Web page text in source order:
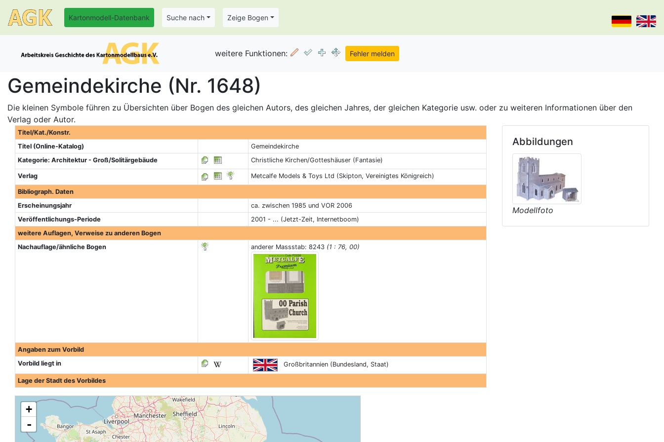
Kartonmodell-Datenbank Suche nach Zeige Bogen
weitere Funktionen:
Gemeindekirche (Nr. 1648)
Die kleinen Symbole führen zu Übersichten über Bogen des gleichen Autors, des gleichen Jahres, der gleichen Kategorie usw. oder zu weiteren Informationen über den
Verlag oder Autor.
Titel/Kat./Konstr.
Titel (Online-Katalog)
Gemeindekirche
Kategorie: Architektur - Groß/Solitärgebäude
Christliche Kirchen/Gotteshäuser (Fantasie)
Verlag Metcalfe Models & Toys Ltd (Skipton, Vereinigtes Königreich)
Bibliograph. Daten
Erscheinungsjahr
ca. zwischen 1985 und VOR 2006
Veröffentlichungs-Periode
2001 - ... (Jetzt-Zeit, Internetboom)
weitere Auflagen, Verweise zu anderen Bogen
Nachauflage/ähnliche Bogen
anderer Massstab: 8243 (1 : 76, 00)
Angaben zum Vorbild
Vorbild liegt in
Großbritannien (Bundesland, Staat)
Lage der Stadt des Vorbildes
+
-
Abbildungen
Modellfoto